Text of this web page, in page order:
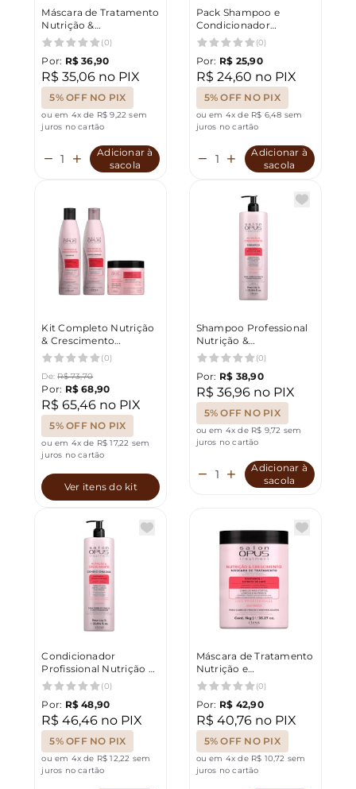
Máscara de Tratamento
Nutrição &
Crescimento Salon
Opus 400g
(0)
Por: R$ 36,90
R$ 35,06 no PIX
5% OFF NO PIX
ou em 4x de R$ 9,22 sem
juros no cartão
Adicionar à
sacola
Pack Shampoo e
Condicionador
Nutrição e
Crescimento 350ml e
250ml Salon Opus
(0)
Por: R$ 25,90
R$ 24,60 no PIX
5% OFF NO PIX
ou em 4x de R$ 6,48 sem
juros no cartão
Adicionar à
sacola
Kit Completo Nutrição
& Crescimento
Shampoo
Condicionador e
Mascara Salon Opus
(0)
De:R$ 73,70
Por: R$ 68,90
R$ 65,46 no PIX
5% OFF NO PIX
ou em 4x de R$ 17,22 sem
juros no cartão
Ver itens do kit
Shampoo Professional
Nutrição &
Crescimento Salon
Opus 1L
(0)
Por: R$ 38,90
R$ 36,96 no PIX
5% OFF NO PIX
ou em 4x de R$ 9,72 sem
juros no cartão
Adicionar à
sacola
Condicionador
Profissional Nutrição &
Crescimento Salon
Opus 1L
(0)
Por: R$ 48,90
R$ 46,46 no PIX
5% OFF NO PIX
ou em 4x de R$ 12,22 sem
juros no cartão
Máscara de Tratamento
Nutrição e
Crescimento Salon
Opus 1kg
(0)
Por: R$ 42,90
R$ 40,76 no PIX
5% OFF NO PIX
ou em 4x de R$ 10,72 sem
juros no cartão